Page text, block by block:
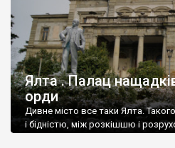
Ялта . Палац
орди
Дивне місто все таки Ялта.
і бідністю, між розкішшю і